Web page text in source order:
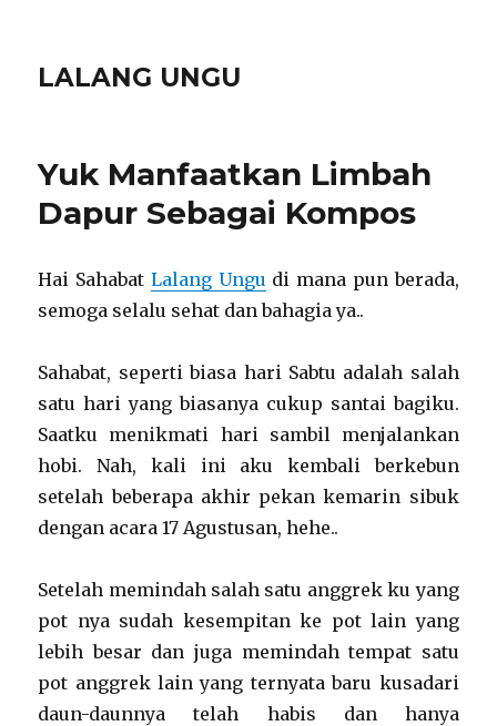
LALANG UNGU
Yuk Manfaatkan Limbah
Dapur Sebagai Kompos
Hai Sahabat Lalang Ungu di mana pun berada,
semoga selalu sehat dan bahagia ya..
Sahabat, seperti biasa hari Sabtu adalah salah
satu hari yang biasanya cukup santai bagiku.
Saatku menikmati hari sambil menjalankan
hobi. Nah, kali ini aku kembali berkebun
setelah beberapa akhir pekan kemarin sibuk
dengan acara 17 Agustusan, hehe..
Setelah memindah salah satu anggrek ku yang
pot nya sudah kesempitan ke pot lain yang
lebih besar dan juga memindah tempat satu
pot anggrek lain yang ternyata baru kusadari
daun-daunnya telah habis dan hanya